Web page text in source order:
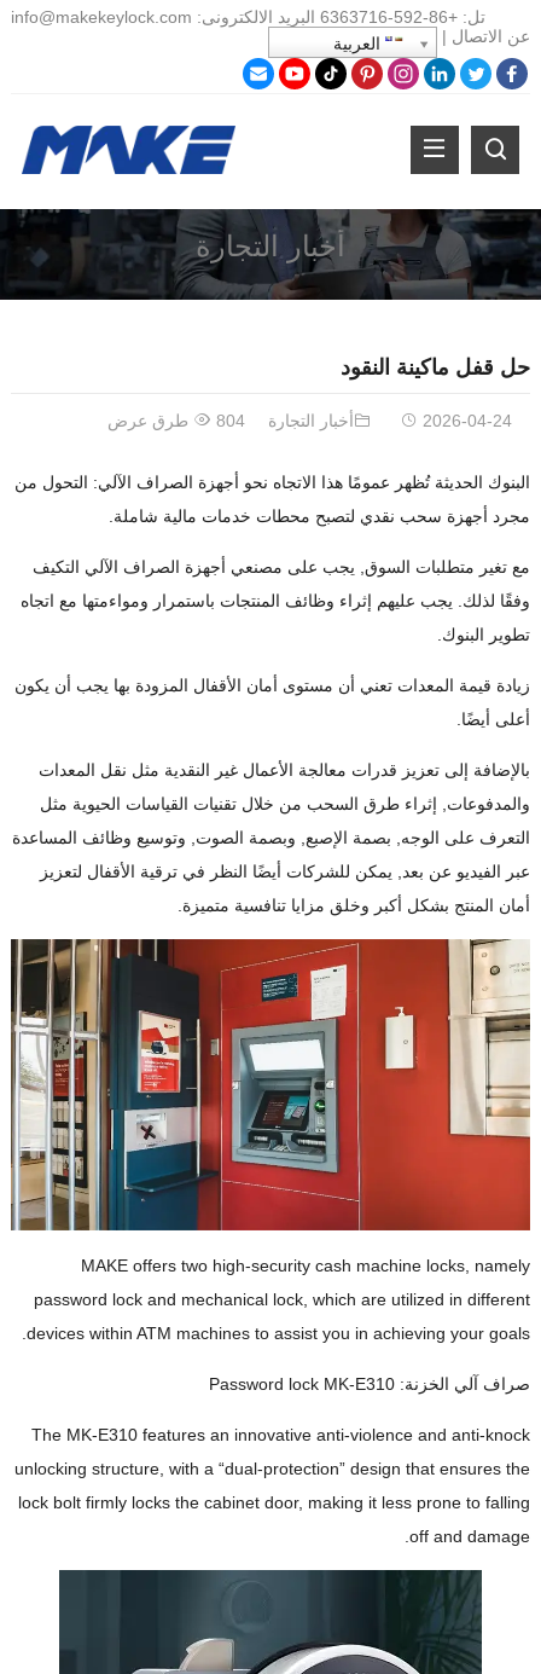
تل:+86- 592-6363716 البريد الالكترونى:
info@makekeylock.com
عن الاتصال | العربية
أخبار التجارة
حل قفل ماكينة النقود
2026-04-24 أخبار التجارة 804 طرق عرض
البنوك الحديثة تُظهر عمومًا هذا الاتجاه نحو أجهزة الصراف الآلي: التحول من
مجرد أجهزة سحب نقدي لتصبح محطات خدمات مالية شاملة.
مع تغير متطلبات السوق, يجب على مصنعي أجهزة الصراف الآلي التكيف
وفقًا لذلك. يجب عليهم إثراء وظائف المنتجات باستمرار ومواءمتها مع اتجاه
تطوير البنوك.
زيادة قيمة المعدات تعني أن مستوى أمان الأقفال المزودة بها يجب أن يكون
أعلى أيضًا.
بالإضافة إلى تعزيز قدرات معالجة الأعمال غير النقدية مثل نقل المعدات
والمدفوعات, إثراء طرق السحب من خلال تقنيات القياسات الحيوية مثل
التعرف على الوجه, بصمة الإصبع, وبصمة الصوت, وتوسيع وظائف المساعدة
عبر الفيديو عن بعد, يمكن للشركات أيضًا النظر في ترقية الأقفال لتعزيز
أمان المنتج بشكل أكبر وخلق مزايا تنافسية متميزة.
MAKE offers two high-security cash machine locks namely
password lock and mechanical lock ,which are utilized in different
devices within ATM machines to assist you in achieving your goals
.
صراف آلي الخزنة: Password lock MK-E310
The MK-E310 features an innovative anti-violence and anti-knock
unlocking structure ,with a “dual-protection”design that ensures the
lock bolt firmly locks the cabinet door, making it less prone to falling
off and damage
.